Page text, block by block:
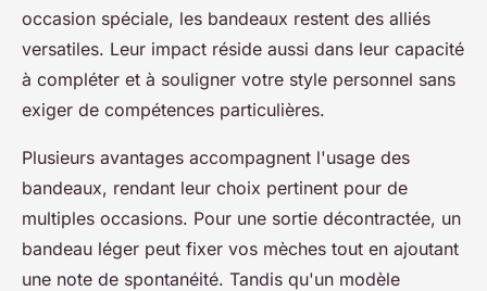
occasion spéciale, les bandeaux restent des alliés
versatiles. Leur impact réside aussi dans leur capacité
à compléter et à souligner votre style personnel sans
exiger de compétences particulières.
Plusieurs avantages accompagnent l'usage des
bandeaux, rendant leur choix pertinent pour de
multiples occasions. Pour une sortie décontractée, un
bandeau léger peut fixer vos mèches tout en ajoutant
une note de spontanéité. Tandis qu'un modèle